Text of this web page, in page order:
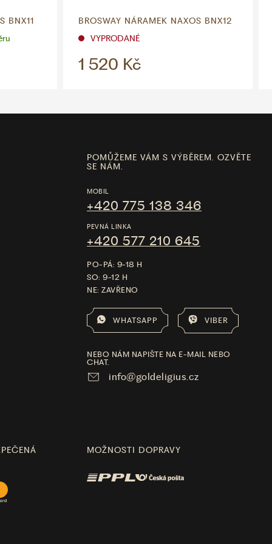
BNX11
BROSWAY NÁRAMEK NAXOS BNX12
VYPRODANÉ
1 520 Kč
POMŮŽEME VÁM S VÝBĚREM. OZVĚTE
SE NÁM.
MOBIL
+420 775 138 346
PEVNÁ LINKA
+420 577 210 645
PO-PÁ: 9-18 H
SO: 9-12 H
NE: ZAVŘENO
WHATSAPP VIBER
NEBO NÁM NAPIŠTE NA E-MAIL NEBO
CHAT.
info@goldeligius.cz
MOŽNOSTI DOPRAVY